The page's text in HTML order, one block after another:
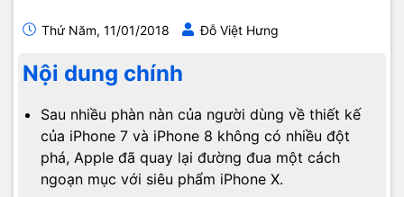
Thứ Năm, 11/01/2018 Đỗ Việt Hưng
Nội dung chính
Sau nhiều phàn nàn của người dùng về thiết kế
của iPhone 7 và iPhone 8 không có nhiều đột
phá, Apple đã quay lại đường đua một cách
ngoạn mục với siêu phẩm iPhone X.